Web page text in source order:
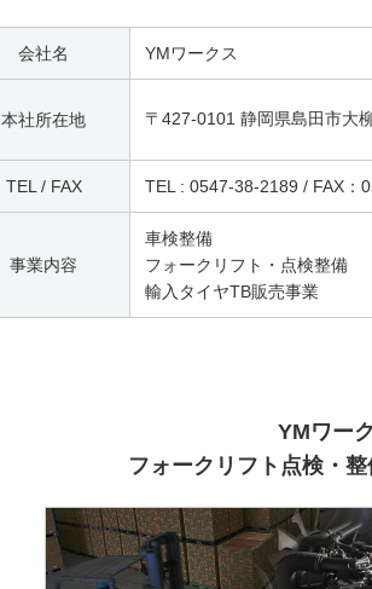
会社名 YMワークス
本社所在地 〒427-0101 静岡県島田市大
TEL / FAX TEL : 0547-38-2189 / FAX：
事業内容
車検整備
フォークリフト・点検整備
輸入タイヤTB販売事業
YMワー
フォークリフト点検・整
フォークリフトの点検・整備はYMワー
せください！